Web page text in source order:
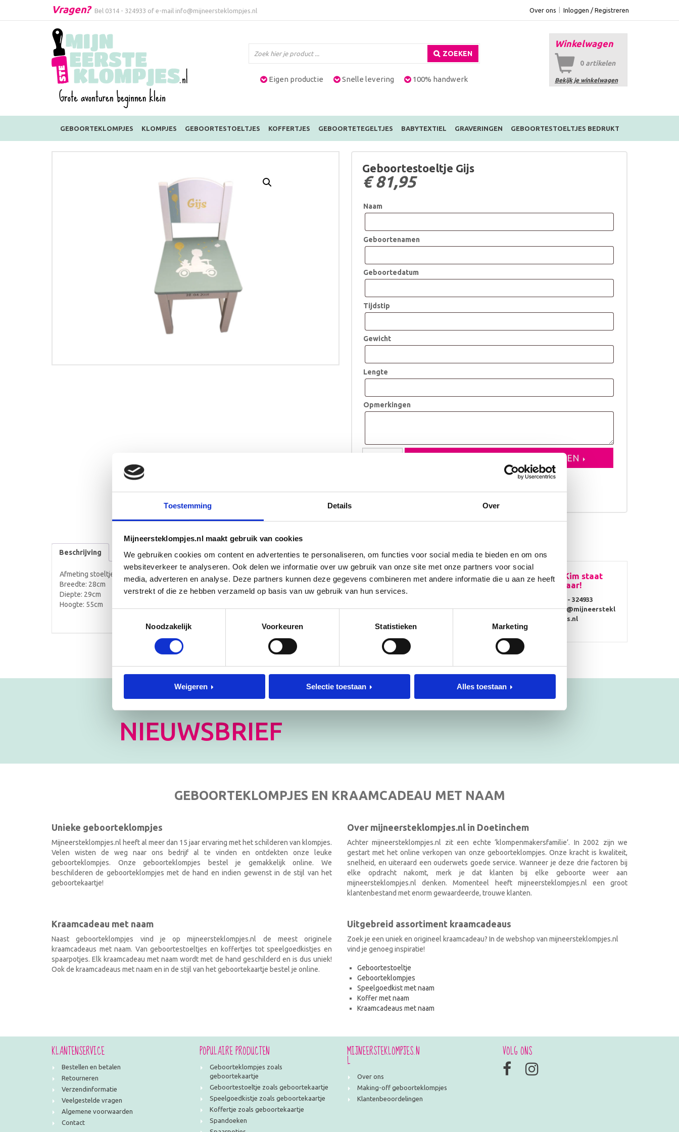
Toestemming Details Over
Mijneersteklompjes.nl maakt gebruik van cookies
We gebruiken cookies om content en advertenties te personaliseren, om functies voor social media te bieden en om ons
websiteverkeer te analyseren. Ook delen we informatie over uw gebruik van onze site met onze partners voor social
media, adverteren en analyse. Deze partners kunnen deze gegevens combineren met andere informatie die u aan ze heeft
verstrekt of die ze hebben verzameld op basis van uw gebruik van hun services.
Noodzakelijk
Voorkeuren Statistieken Marketing
Weigeren Selectie toestaan Alles toestaan
Vragen? Bel 0314 - 324933 of e-mail info@mijneersteklompjes.nl Over ons Inloggen / Registreren
Winkelwagen
0 artikelen
Bekijk je winkelwagen
ZOEKEN
Eigen productie Snelle levering 100% handwerk
GEBOORTEKLOMPJES KLOMPJES GEBOORTESTOELTJES KOFFERTJES GEBOORTETEGELTJES BABYTEXTIEL GRAVERINGEN GEBOORTESTOELTJES BEDRUKT
Geboortestoeltje Gijs
€81,95
Naam
Geboortenamen
Geboortedatum
Tijdstip
Gewicht
Lengte
Opmerkingen
Geboortestoeltje
TOEVOEGEN AAN WINKELWAGEN
Beschrijving
Afmeting stoeltje:
Breedte: 28cm
Diepte: 29cm
Hoogte: 55cm
Vragen? Kim staat
voor je klaar!
0314 - 324933
info@mijneerstekl
ompjes.nl
Blijf op de hoogte!
NIEUWSBRIEF
[mc4wp_form id=”3182″]
GEBOORTEKLOMPJES EN KRAAMCADEAU MET NAAM
Unieke geboorteklompjes
Mijneersteklompjes.nl heeft al meer dan 15 jaar ervaring met het schilderen van klompjes.
Velen wisten de weg naar ons bedrijf al te vinden en ontdekten onze leuke
geboorteklompjes. Onze geboorteklompjes bestel je gemakkelijk online. We
beschilderen de geboorteklompjes met de hand en indien gewenst in de stijl van het
geboortekaartje!
Over mijneersteklompjes.nl in Doetinchem
Achter mijneersteklompjes.nl zit een echte ‘klompenmakersfamilie’. In 2002 zijn we
gestart met het online verkopen van onze geboorteklompjes. Onze kracht is kwaliteit,
snelheid, en uiteraard een ouderwets goede service. Wanneer je deze drie factoren bij
elke opdracht nakomt, merk je dat klanten bij elke geboorte weer aan
mijneersteklompjes.nl denken. Momenteel heeft mijneersteklompjes.nl een groot
klantenbestand met enorm gewaardeerde, trouwe klanten.
Kraamcadeau met naam
Naast geboorteklompjes vind je op mijneersteklompjes.nl de meest originele
kraamcadeaus met naam. Van geboortestoeltjes en koffertjes tot speelgoedkistjes en
spaarpotjes. Elk kraamcadeau met naam wordt met de hand geschilderd en is dus uniek!
Ook de kraamcadeaus met naam en in de stijl van het geboortekaartje bestel je online.
Uitgebreid assortiment kraamcadeaus
Zoek je een uniek en origineel kraamcadeau? In de webshop van mijneersteklompjes.nl
vind je genoeg inspiratie!
Geboortestoeltje
Geboorteklompjes
Speelgoedkist met naam
Koffer met naam
Kraamcadeaus met naam
KLANTENSERVICE
Bestellen en betalen
Retourneren
Verzendinformatie
Veelgestelde vragen
Algemene voorwaarden
Contact
POPULAIRE PRODUCTEN
Geboorteklompjes zoals
geboortekaartje
Geboortestoeltje zoals geboortekaartje
Speelgoedkistje zoals geboortekaartje
Koffertje zoals geboortekaartje
Spandoeken
MIJNEERSTEKLOMPJES.N
L
Over ons
Making-off geboorteklompjes
Klantenbeoordelingen
VOLG ONS